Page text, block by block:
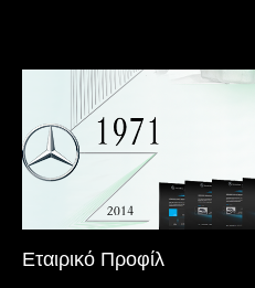
Εταιρικό Προφίλ